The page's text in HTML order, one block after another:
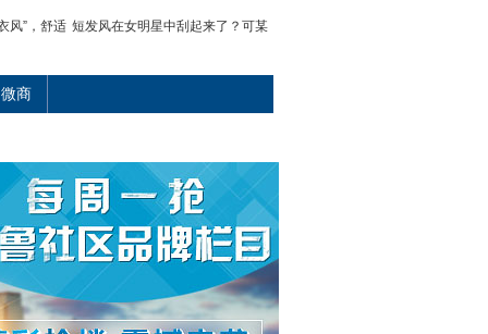
风”，舒适 短发风在女明星中刮起来了？可某
微商